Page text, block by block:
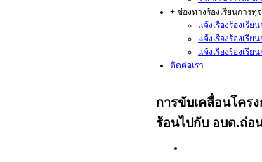
+ ช่องทางร้องเรียนการทุ
แจ้งเรื่องร้องเรีย
แจ้งเรื่องร้องเรีย
แจ้งเรื่องร้องเรีย
ติดต่อเรา
การขับเคลื่อนโคร
ร้อนไปกับ อบต.ถ่อ